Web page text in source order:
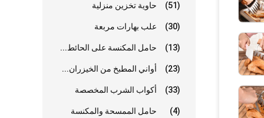
حاوية تخزين منزلية (51)
علب بهارات مربعة (30)
حامل المكنسة على الحائط... (13)
أواني المطبخ من الخيزران... (23)
أكواب الشرب المخصصة (33)
حامل الممسحة والمكنسة (4)